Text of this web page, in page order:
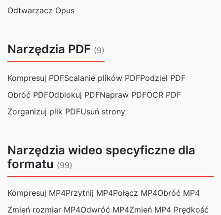
Odtwarzacz Opus
Narzędzia PDF (9)
Kompresuj PDFScalanie plików PDFPodziel PDF
Obróć PDFOdblokuj PDFNapraw PDFOCR PDF
Zorganizuj plik PDFUsuń strony
Narzędzia wideo specyficzne dla
formatu (99)
Kompresuj MP4Przytnij MP4Połącz MP4Obróć MP4
Zmień rozmiar MP4Odwróć MP4Zmień MP4 Prędkość